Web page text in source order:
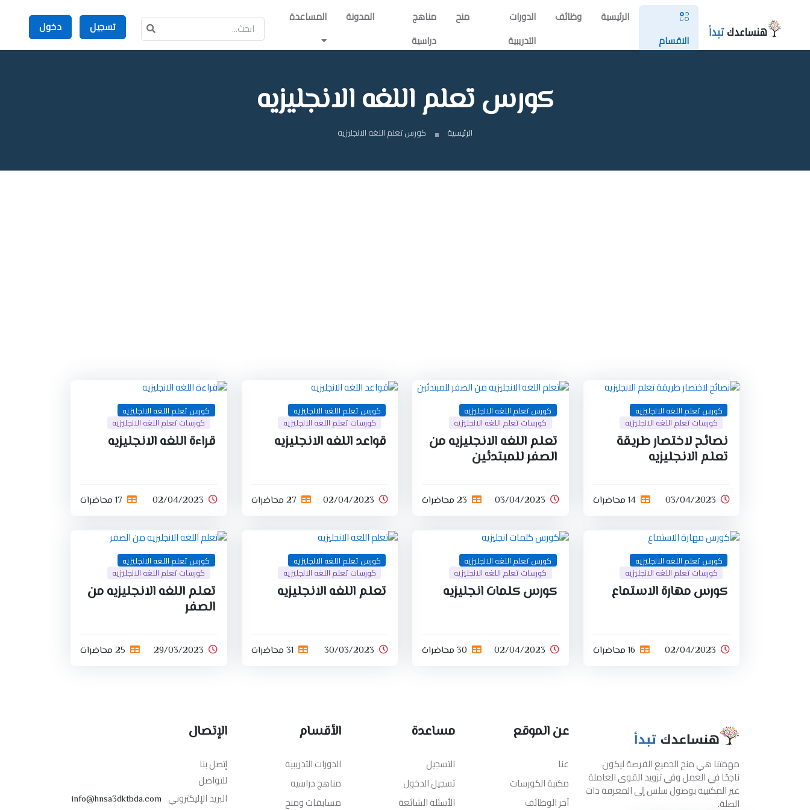
الاقسام
الرئيسية وظائف
الدورات
التدريبية
منح
مناهج
دراسية
المدونة المساعدة
تسجيل دخول
كورس تعلم اللغه الانجليزيه
الرئيسية كورس تعلم اللغه الانجليزيه
كورس تعلم اللغه الانجليزيه
كورسات تعلم اللغه الانجليزيه
نصائح لاختصار طريقة
تعلم الانجليزيه
03/04/2023 14 محاضرات
كورس تعلم اللغه الانجليزيه
كورسات تعلم اللغه الانجليزيه
تعلم اللغه الانجليزيه من
الصفر للمبتدئين
03/04/2023 23 محاضرات
كورس تعلم اللغه الانجليزيه
كورسات تعلم اللغه الانجليزيه
قواعد اللغه الانجليزيه
02/04/2023 27 محاضرات
كورس تعلم اللغه الانجليزيه
كورسات تعلم اللغه الانجليزيه
قراءة اللغه الانجليزيه
02/04/2023 17 محاضرات
كورس تعلم اللغه الانجليزيه
كورسات تعلم اللغه الانجليزيه
كورس مهارة الاستماع
02/04/2023 16 محاضرات
كورس تعلم اللغه الانجليزيه
كورسات تعلم اللغه الانجليزيه
كورس كلمات انجليزيه
02/04/2023 30 محاضرات
كورس تعلم اللغه الانجليزيه
كورسات تعلم اللغه الانجليزيه
تعلم اللغه الانجليزيه
30/03/2023 31 محاضرات
كورس تعلم اللغه الانجليزيه
كورسات تعلم اللغه الانجليزيه
تعلم اللغه الانجليزيه من
الصفر
29/03/2023 25 محاضرات
مهمتنا هي منح الجميع الفرصة ليكون
ناجحًا في العمل وفي تزويد القوى العاملة
غير المكتبية بوصول سلس إلى المعرفة ذات
الصلة.
عن الموقع
عنا
مكتبة الكورسات
آخر الوظائف
مساعدة
التسجيل
تسجيل الدخول
الأسئلة الشائعة
الأقسام
الدورات التدريبيه
مناهج دراسيه
مسابقات ومنح
الإتصال
إتصل بنا
للتواصل
البريد الإليكتروني info@hnsa3dktbda.com